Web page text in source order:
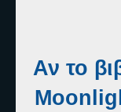
Αν το